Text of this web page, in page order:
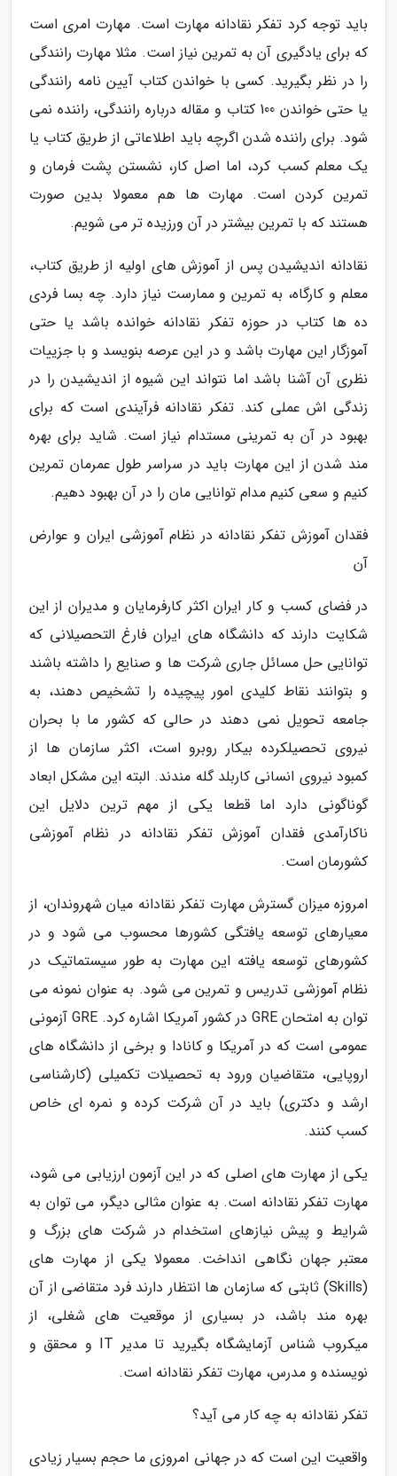
باید توجه کرد تفکر نقادانه مهارت است. مهارت امری است
که برای یادگیری آن به تمرین نیاز است. مثلا مهارت رانندگی
را در نظر بگیرید. کسی با خواندن کتاب آیین نامه رانندگی
یا حتی خواندن 100 کتاب و مقاله درباره رانندگی، راننده نمی
شود. برای راننده شدن اگرچه باید اطلاعاتی از طریق کتاب یا
یک معلم کسب کرد، اما اصل کار، نشستن پشت فرمان و
تمرین کردن است. مهارت ها هم معمولا بدین صورت
هستند که با تمرین بیشتر در آن ورزیده تر می شویم.
نقادانه اندیشیدن پس از آموزش های اولیه از طریق کتاب،
معلم و کارگاه، به تمرین و ممارست نیاز دارد. چه بسا فردی
ده ها کتاب در حوزه تفکر نقادانه خوانده باشد یا حتی
آموزگار این مهارت باشد و در این عرصه بنویسد و با جزییات
نظری آن آشنا باشد اما نتواند این شیوه از اندیشیدن را در
زندگی اش عملی کند. تفکر نقادانه فرآیندی است که برای
بهبود در آن به تمرینی مستدام نیاز است. شاید برای بهره
مند شدن از این مهارت باید در سراسر طول عمرمان تمرین
کنیم و سعی کنیم مدام توانایی مان را در آن بهبود دهیم.
فقدان آموزش تفکر نقادانه در نظام آموزشی ایران و عوارض
آن
در فضای کسب و کار ایران اکثر کارفرمایان و مدیران از این
شکایت دارند که دانشگاه های ایران فارغ التحصیلانی که
توانایی حل مسائل جاری شرکت ها و صنایع را داشته باشند
و بتوانند نقاط کلیدی امور پیچیده را تشخیص دهند، به
جامعه تحویل نمی دهند در حالی که کشور ما با بحران
نیروی تحصیلکرده بیکار روبرو است، اکثر سازمان ها از
کمبود نیروی انسانی کاربلد گله مندند. البته این مشکل ابعاد
گوناگونی دارد اما قطعا یکی از مهم ترین دلایل این
ناکارآمدی فقدان آموزش تفکر نقادانه در نظام آموزشی
کشورمان است.
امروزه میزان گسترش مهارت تفکر نقادانه میان شهروندان، از
معیارهای توسعه یافتگی کشورها محسوب می شود و در
کشورهای توسعه یافته این مهارت به طور سیستماتیک در
نظام آموزشی تدریس و تمرین می شود. به عنوان نمونه می
توان به امتحان GRE در کشور آمریکا اشاره کرد. GRE آزمونی
عمومی است که در آمریکا و کانادا و برخی از دانشگاه های
اروپایی، متقاضیان ورود به تحصیلات تکمیلی (کارشناسی
ارشد و دکتری) باید در آن شرکت کرده و نمره ای خاص
کسب کنند.
یکی از مهارت های اصلی که در این آزمون ارزیابی می شود،
مهارت تفکر نقادانه است. به عنوان مثالی دیگر، می توان به
شرایط و پیش نیازهای استخدام در شرکت های بزرگ و
معتبر جهان نگاهی انداخت. معمولا یکی از مهارت های
(Skills) ثابتی که سازمان ها انتظار دارند فرد متقاضی از آن
بهره مند باشد، در بسیاری از موقعیت های شغلی، از
میکروب شناس آزمایشگاه بگیرید تا مدیر IT و محقق و
نویسنده و مدرس، مهارت تفکر نقادانه است.
تفکر نقادانه به چه کار می آید؟
واقعیت این است که در جهانی امروزی ما حجم بسیار زیادی